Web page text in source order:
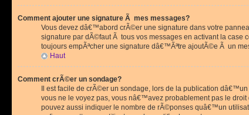
Comment ajouter une signature Ã mes messages?
Vous devez dâ€™abord crÃ©er une signature dans votre
signature par dÃ©faut Ã tous vos messages en activant la
toujours empÃªcher une signature dâ€™Ãªtre ajoutÃ©e Ã un
Haut
Comment crÃ©er un sondage?
Il est facile de crÃ©er un sondage, lors de la publication
vous ne le voyez pas, vous nâ€™avez probablement pas le
pouvez aussi indiquer le nombre de rÃ©ponses quâ€™un